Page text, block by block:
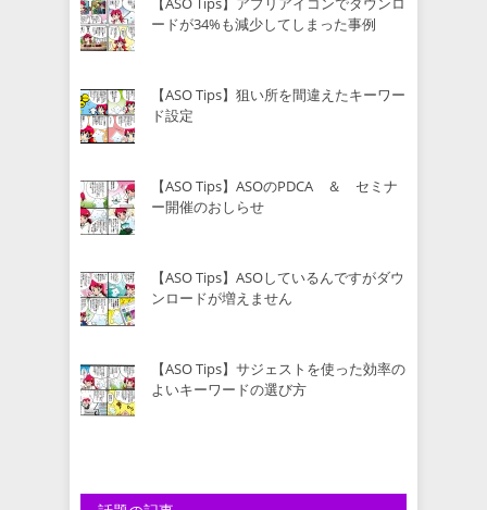
ードが34%も減少してしまった事例
【ASO Tips】狙い所を間違えたキーワー
ド設定
【ASO Tips】ASOのPDCA ＆ セミナ
ー開催のおしらせ
【ASO Tips】ASOしているんですがダウ
ンロードが増えません
【ASO Tips】サジェストを使った効率の
よいキーワードの選び方